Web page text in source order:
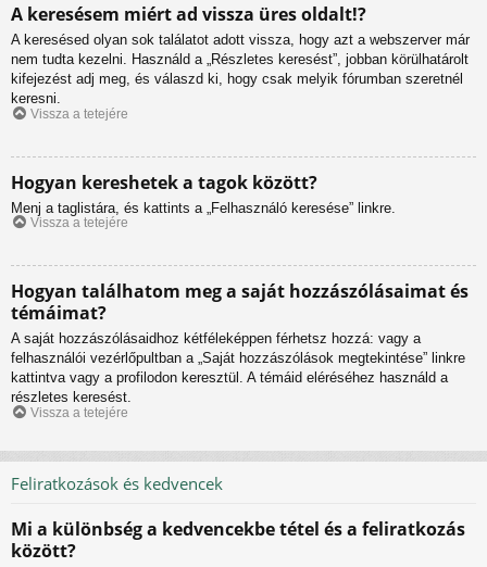
A keresésem miért ad vissza üres oldalt!?
A keresésed olyan sok találatot adott vissza, hogy azt a webszerver már
nem tudta kezelni. Használd a „Részletes keresést”, jobban körülhatárolt
kifejezést adj meg, és válaszd ki, hogy csak melyik fórumban szeretnél
keresni.
Vissza a tetejére
Hogyan kereshetek a tagok között?
Menj a taglistára, és kattints a „Felhasználó keresése” linkre.
Vissza a tetejére
Hogyan találhatom meg a saját hozzászólásaimat és
témáimat?
A saját hozzászólásaidhoz kétféleképpen férhetsz hozzá: vagy a
felhasználói vezérlőpultban a „Saját hozzászólások megtekintése” linkre
kattintva vagy a profilodon keresztül. A témáid eléréséhez használd a
részletes keresést.
Vissza a tetejére
Feliratkozások és kedvencek
Mi a különbség a kedvencekbe tétel és a feliratkozás
között?